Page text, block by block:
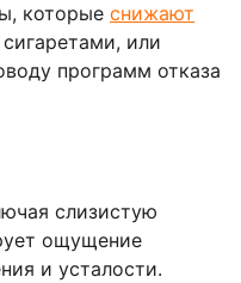
которые снижают
или
программ отказа
слизистую
ощущение
и усталости.